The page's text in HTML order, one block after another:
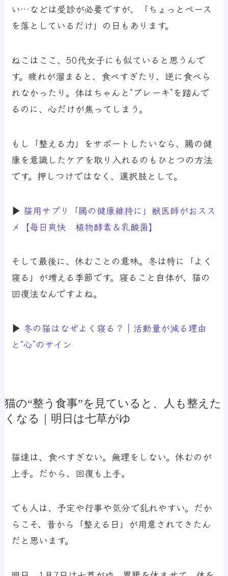
い…などは受診が必要ですが、「ちょっとペース
を落としているだけ」の日もあります。
ねこはここ、50代女子にも似ていると思うんで
す。疲れが溜まると、食べすぎたり、逆に食べら
れなかったり。体はちゃんと“ブレーキ”を踏んで
るのに、心だけが焦ってしまう。
もし「整える力」をサポートしたいなら、腸の健
康を意識したケアを取り入れるのもひとつの方法
です。押しつけではなく、選択肢として。
▶猫用サプリ「腸の健康維持に」獣医師がおスス
メ【毎日爽快 植物酵素＆乳酸菌】
そして最後に、休むことの意味。冬は特に「よく
寝る」が増える季節です。寝ること自体が、猫の
回復法なんですよね。
▶ 冬の猫はなぜよく寝る？｜活動量が減る理由
と“心”のサイン
猫の“整う食事”を見ていると、人も整えた
くなる｜明日は七草がゆ
猫達は、食べすぎない。無理をしない。休むのが
上手。だから、回復も上手。
でも人は、予定や行事や気分で乱れやすい。だか
らこそ、昔から「整える日」が用意されてきたん
だと思います。